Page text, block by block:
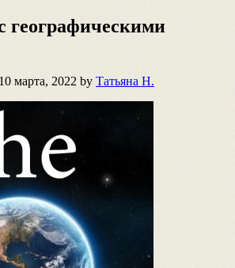
географическими
10 марта, 2022 by Татьяна Н.